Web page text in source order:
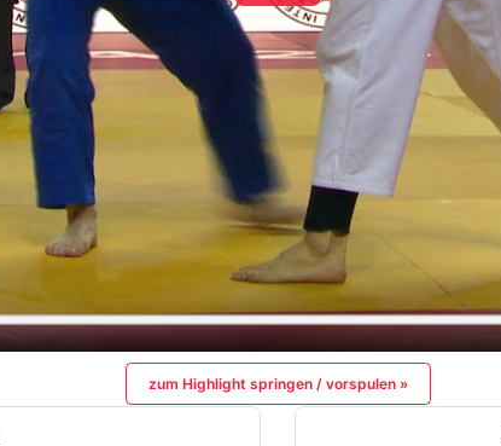
zum Highlight springen / vorspulen »